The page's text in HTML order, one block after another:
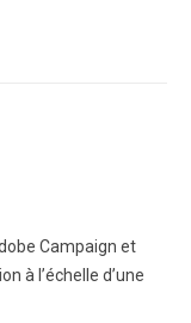
Campaign et
à l’échelle d’une